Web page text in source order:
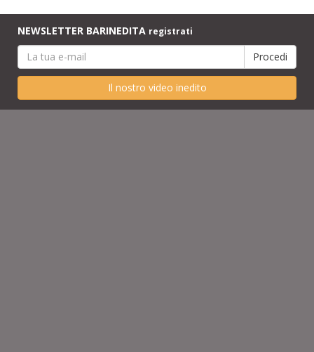
NEWSLETTER BARINEDITA registrati
Il nostro video inedito